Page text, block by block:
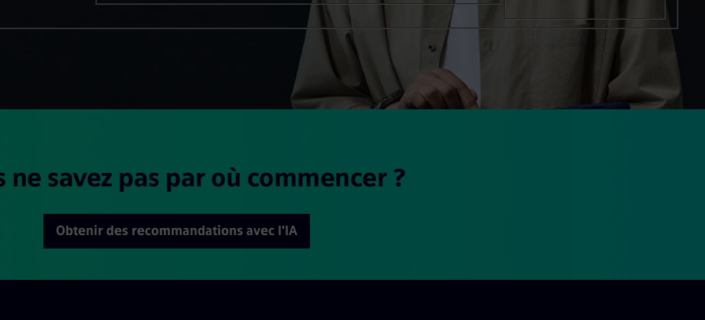
ne savez pas par où commencer ?
Obtenir des recommandations avec l'IA